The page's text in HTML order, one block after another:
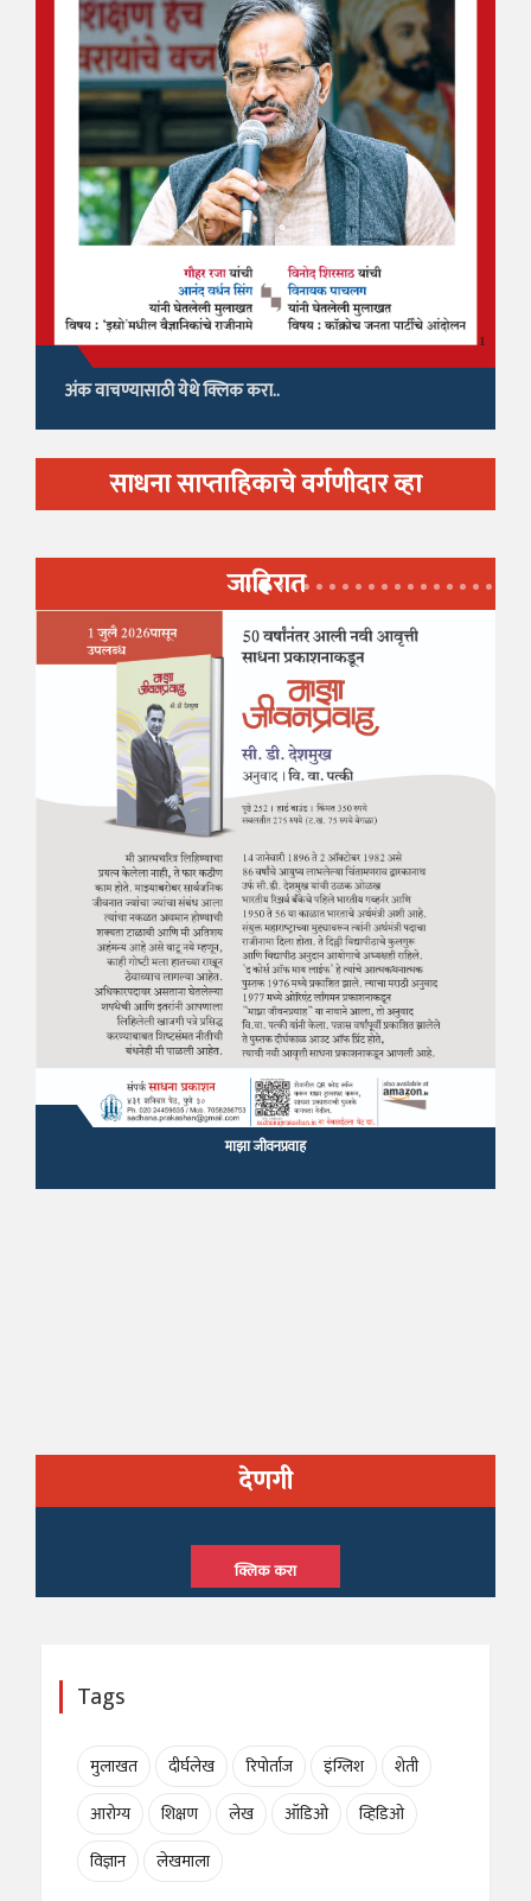
अंक वाचण्यासाठी येथे क्लिक करा..
साधना साप्ताहिकाचे वर्गणीदार व्हा
जाहिरात
माझा जीवनप्रवाह
देणगी
क्लिक करा
Tags
मुलाखत दीर्घलेख रिपोर्ताज इंग्लिश
शेती
आरोग्य
शिक्षण लेख ऑडिओ
व्हिडिओ
विज्ञान
लेखमाला